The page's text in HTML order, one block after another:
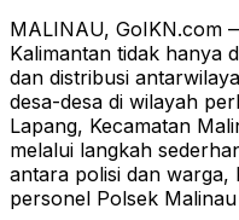
MALINAU, GoIKN.com
Kalimantan tidak hanya
dan distribusi
desa-desa di wilayah
Lapang, Kecamatan
melalui langkah
antara polisi dan warga,
personel Polsek